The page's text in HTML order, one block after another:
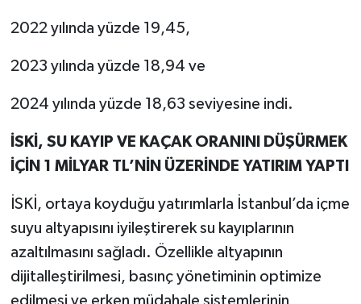
2022 yılında yüzde 19,45,
2023 yılında yüzde 18,94 ve
2024 yılında yüzde 18,63 seviyesine indi.
İSKİ, SU KAYIP VE KAÇAK ORANINI DÜŞÜRMEK
İÇİN 1 MİLYAR TL’NİN ÜZERİNDE YATIRIM YAPTI
İSKİ, ortaya koyduğu yatırımlarla İstanbul’da içme
suyu altyapısını iyileştirerek su kayıplarının
azaltılmasını sağladı. Özellikle altyapının
dijitalleştirilmesi, basınç yönetiminin optimize